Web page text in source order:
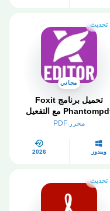
تحديث
مجاني
تحميل برنامج Foxit
Phantompdf مع التفعيل
مباشر من ميديا ​​فاير 2026
محرر PDF
ويندوز 2026
تحديث